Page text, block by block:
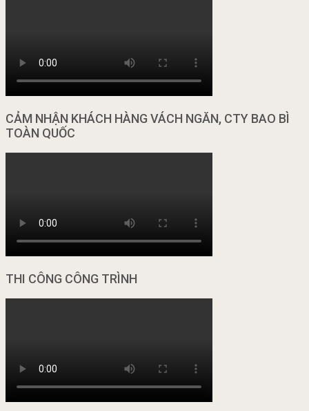
CẢM NHẬN KHÁCH HÀNG VÁCH NGĂN, CTY BAO BÌ
TOÀN QUỐC
THI CÔNG CÔNG TRÌNH